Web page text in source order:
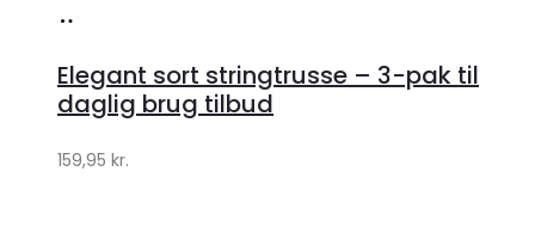
Klædeskabet.dk
Elegant sort stringtrusse – 3-pak til
daglig brug tilbud
159,95 kr.